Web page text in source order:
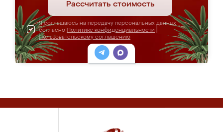
Рассчитать стоимость
Я соглашаюсь на передачу персональных данных
согласно Политике конфиденциальности
Пользовательскому соглашению